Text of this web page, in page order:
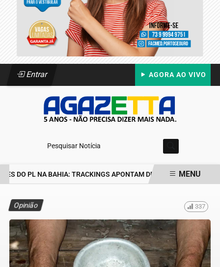
Entrar AGORA AO VIVO
Pesquisar Notícia
DO PL NA BAHIA: TRACKINGS APONTAM DRA. RAISSA SOARES E
MENU
Opinião 337